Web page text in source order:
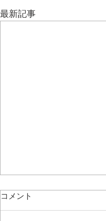
最新記事
コメント